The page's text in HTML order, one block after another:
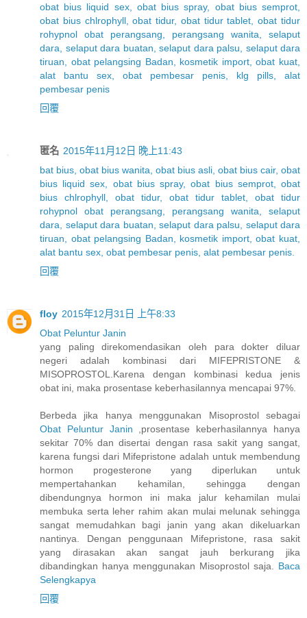
obat bius liquid sex, obat bius spray, obat bius semprot,
obat bius chlrophyll, obat tidur, obat tidur tablet, obat tidur
rohypnol obat perangsang, perangsang wanita, selaput
dara, selaput dara buatan, selaput dara palsu, selaput dara
tiruan, obat pelangsing Badan, kosmetik import, obat kuat,
alat bantu sex, obat pembesar penis, klg pills, alat
pembesar penis
回覆
匿名 2015年11月12日 晚上11:43
bat bius, obat bius wanita, obat bius asli, obat bius cair, obat
bius liquid sex, obat bius spray, obat bius semprot, obat
bius chlrophyll, obat tidur, obat tidur tablet, obat tidur
rohypnol obat perangsang, perangsang wanita, selaput
dara, selaput dara buatan, selaput dara palsu, selaput dara
tiruan, obat pelangsing Badan, kosmetik import, obat kuat,
alat bantu sex, obat pembesar penis, alat pembesar penis.
回覆
floy 2015年12月31日 上午8:33
Obat Peluntur Janin
yang paling direkomendasikan oleh para dokter diluar
negeri adalah kombinasi dari MIFEPRISTONE &
MISOPROSTOL.Karena dengan kombinasi kedua jenis
obat ini, maka prosentase keberhasilannya mencapai 97%.
Berbeda jika hanya menggunakan Misoprostol sebagai
Obat Peluntur Janin
,prosentase keberhasilannya hanya
sekitar 70% dan disertai dengan rasa sakit yang sangat,
karena fungsi dari Mifepristone adalah untuk membendung
hormon progesterone yang diperlukan untuk
mempertahankan kehamilan, sehingga dengan
dibendungnya hormon ini maka jalur kehamilan mulai
membuka serta leher rahim akan mulai melunak sehingga
sangat memudahkan bagi janin yang akan dikeluarkan
nantinya. Dengan penggunaan Mifepristone, rasa sakit
yang dirasakan akan sangat jauh berkurang jika
dibandingkan hanya menggunakan Misoprostol saja.
Baca
Selengkapya
回覆